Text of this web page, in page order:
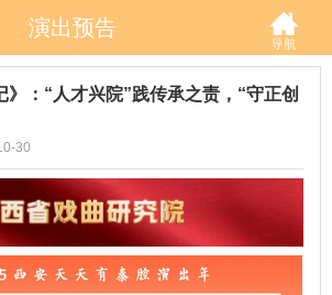
演出预告
》：“人才兴院”践传承之责，“守正创
30